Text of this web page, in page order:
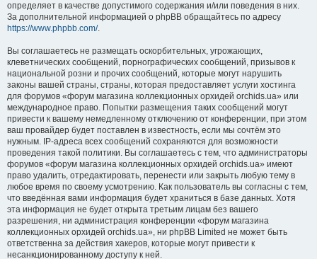
определяет в качестве допустимого содержания и/или поведения в них.
За дополнительной информацией о phpBB обращайтесь по адресу
https://www.phpbb.com/.
Вы соглашаетесь не размещать оскорбительных, угрожающих,
клеветнических сообщений, порнографических сообщений, призывов к
национальной розни и прочих сообщений, которые могут нарушить
законы вашей страны, страны, которая предоставляет услуги хостинга
для форумов «форум магазина коллекционных орхидей orchids.ua» или
международное право. Попытки размещения таких сообщений могут
привести к вашему немедленному отключению от конференции, при этом
ваш провайдер будет поставлен в известность, если мы сочтём это
нужным. IP-адреса всех сообщений сохраняются для возможности
проведения такой политики. Вы соглашаетесь с тем, что администраторы
форумов «форум магазина коллекционных орхидей orchids.ua» имеют
право удалить, отредактировать, перенести или закрыть любую тему в
любое время по своему усмотрению. Как пользователь вы согласны с тем,
что введённая вами информация будет храниться в базе данных. Хотя
эта информация не будет открыта третьим лицам без вашего
разрешения, ни администрация конференции «форум магазина
коллекционных орхидей orchids.ua», ни phpBB Limited не может быть
ответственна за действия хакеров, которые могут привести к
несанкционированному доступу к ней.